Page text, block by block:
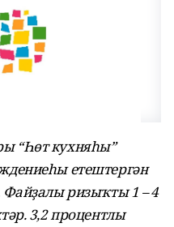
“Һөт кухняһы”
етештергән
Файҙалы ризыҡты 1 – 4
3,2 процентлы